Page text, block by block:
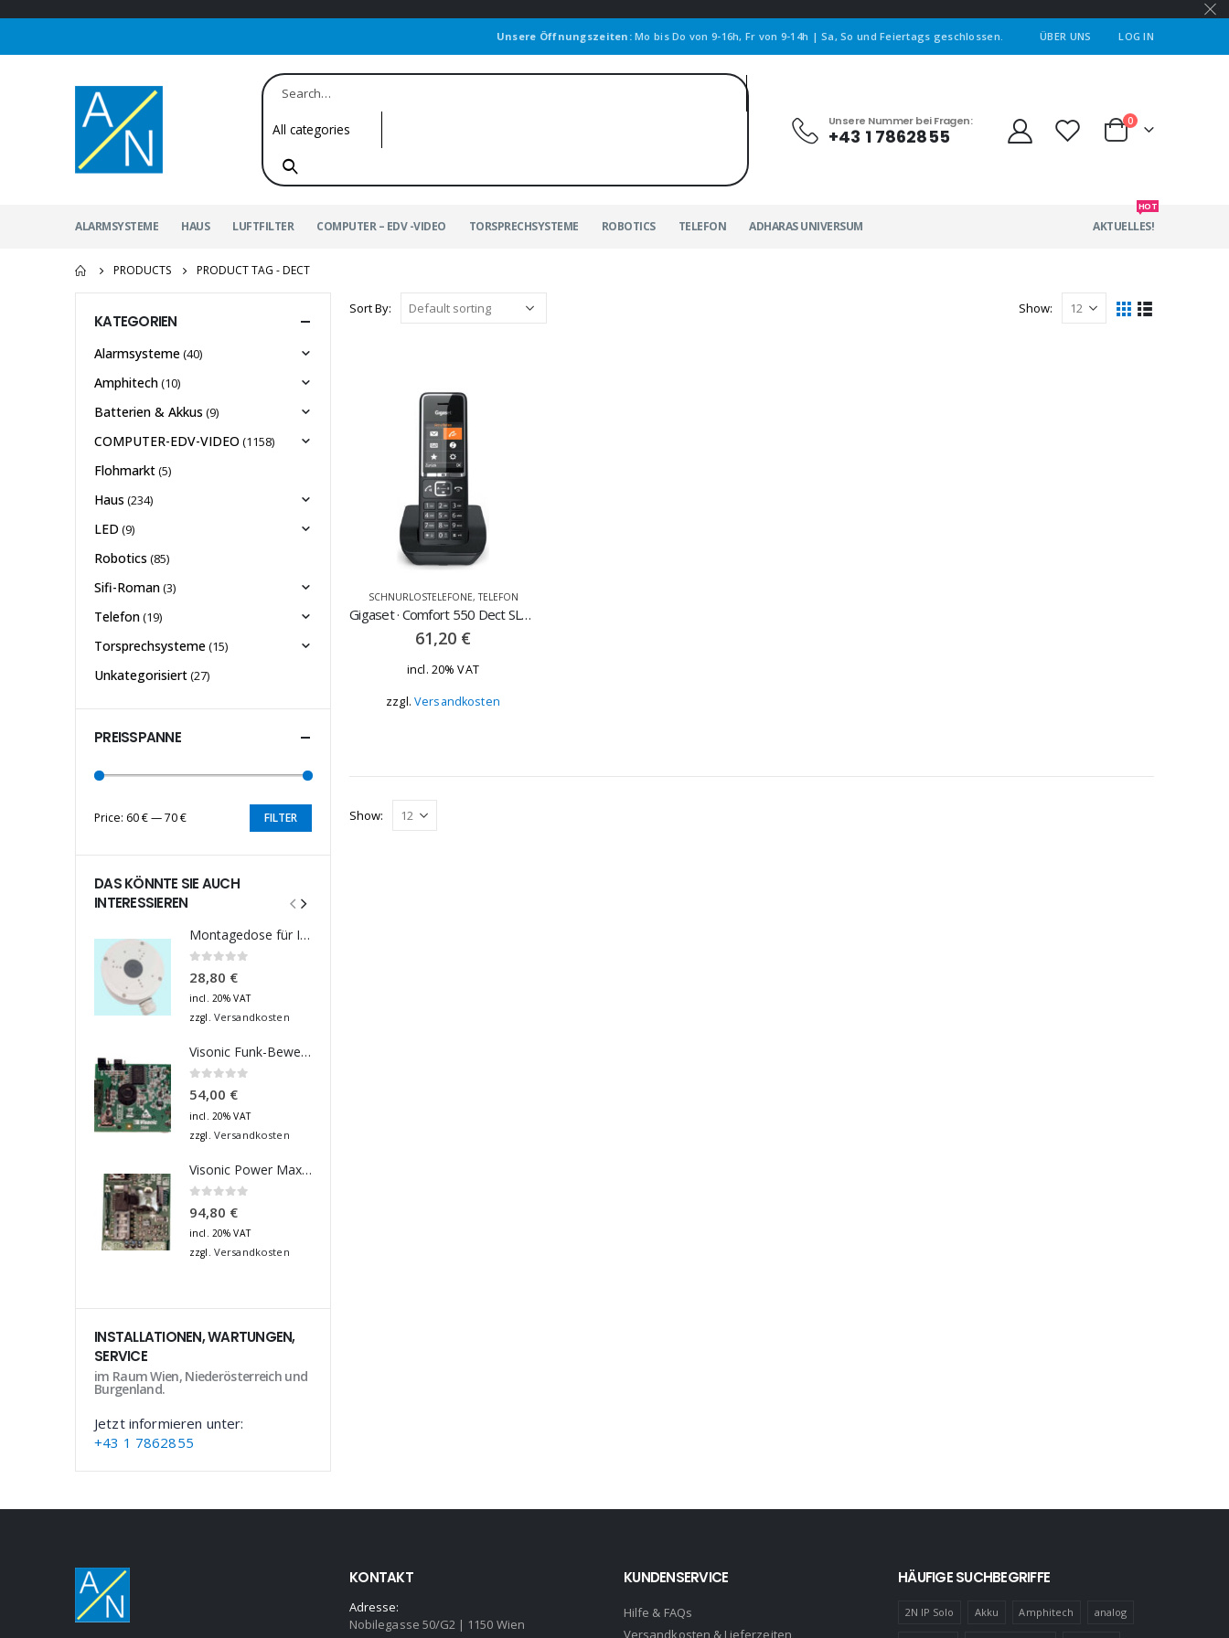
Unsere Öffnungszeiten:Mo bis Do von 9-16h, Fr von 9-14h | Sa, So und Feiertags geschlossen. ÜBER UNS LOG IN
Unsere Nummer bei Fragen:
+43 1 7862855
0
ALARMSYSTEME HAUS LUFTFILTER COMPUTER – EDV -VIDEO TORSPRECHSYSTEME ROBOTICS TELEFON ADHARAS UNIVERSUM AKTUELLES!
HOT
PRODUCTS PRODUCT TAG -DECT
Sort By: Show:
SCHNURLOSTELEFONE,TELEFON
Gigaset · Comfort 550 Dect SLT Clip
61,20 €
incl. 20% VAT
zzgl. Versandkosten
Show:
KATEGORIEN
Alarmsysteme(40)
Amphitech(10)
Batterien & Akkus (9)
COMPUTER-EDV-VIDEO (1158)
Flohmarkt(5)
Haus (234)
LED (9)
Robotics (85)
Sifi-Roman(3)
Telefon(19)
Torsprechsysteme(15)
Unkategorisiert(27)
PREISSPANNE
FILTER
Price: 60 €—70 €
DAS KÖNNTE SIE AUCH
INTERESSIEREN
Montagedose für IP-, Turbo HD- und Analog-Kameras
28,80 €
incl. 20% VAT
zzgl. Versandkosten
Visonic Funk-Bewegungsmelder 868Mhz Platine
54,00 €
incl. 20% VAT
zzgl. Versandkosten
Visonic Power Max Plus - Ersatzteil Funk - Magnetkontakt 868 Platine
94,80 €
incl. 20% VAT
zzgl. Versandkosten
INSTALLATIONEN, WARTUNGEN,
SERVICE
im Raum Wien, Niederösterreich und
Burgenland.
Jetzt informieren unter:
+43 1 7862855
KONTAKT
Adresse:
Nobilegasse 50/G2 | 1150 Wien
KUNDENSERVICE
Hilfe & FAQs
Versandkosten & Lieferzeiten
HÄUFIGE SUCHBEGRIFFE
2N IP Solo Akku Amphitech analog